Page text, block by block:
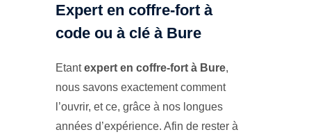
Expert en coffre-fort à
code ou à clé à Bure
Etantexpert en coffre-fort à Bure,
nous savons exactement comment
l’ouvrir, et ce, grâce à nos longues
années d’expérience. Afin de rester à